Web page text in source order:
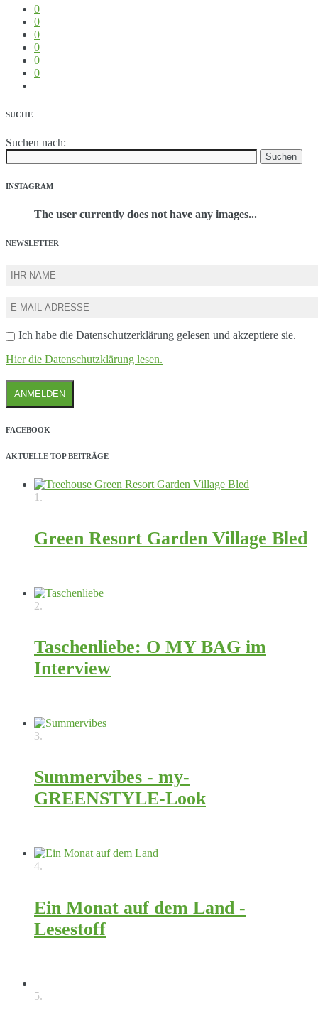
0
0
0
0
0
0
SUCHE
Suchen nach:
INSTAGRAM
The user currently does not have any images...
NEWSLETTER
Ich habe die Datenschutzerklärung gelesen und akzeptiere sie.
Hier die Datenschutzklärung lesen.
FACEBOOK
AKTUELLE TOP BEITRÄGE
1.
Green Resort Garden Village Bled
2.
Taschenliebe: O MY BAG im
Interview
3.
Summervibes - my-
GREENSTYLE-Look
4.
Ein Monat auf dem Land -
Lesestoff
5.